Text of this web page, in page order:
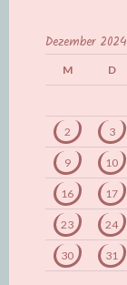
Dezember 2024
M D
2 3
9 10
16 17
23 24
30 31